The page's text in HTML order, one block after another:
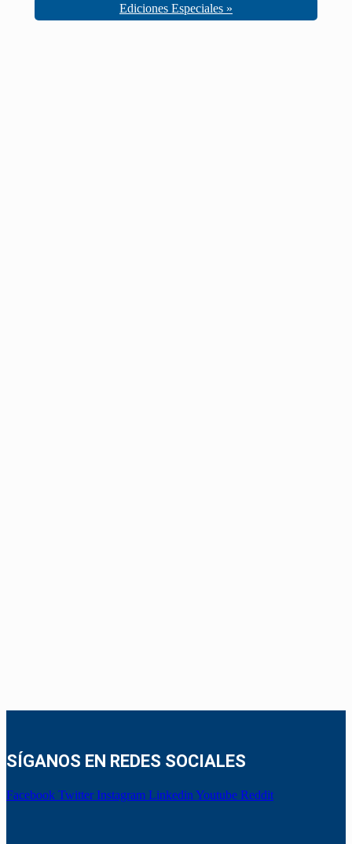
Ediciones Especiales »
SÍGANOS EN REDES SOCIALES
Facebook Twitter Instagram Linkedin Youtube Reddit